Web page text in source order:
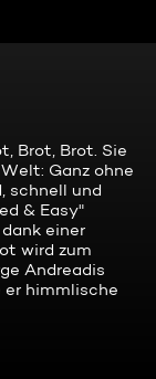
Brot, Brot. Sie
Ganz ohne
schnell und
& Easy"
einer
wird zum
Andreadis
er himmlische